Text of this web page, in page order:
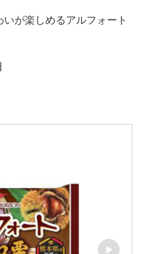
が楽しめるアルフォート